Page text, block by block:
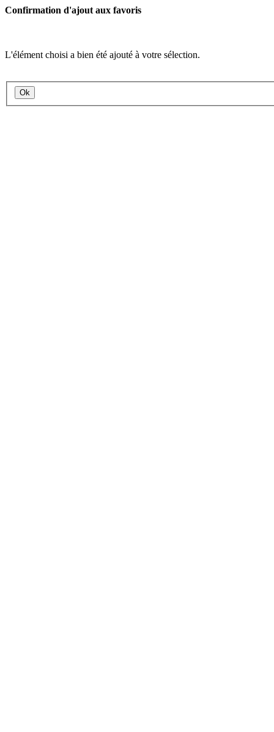
Confirmation d'ajout aux favoris
L'élément choisi a bien été ajouté à votre sélection.